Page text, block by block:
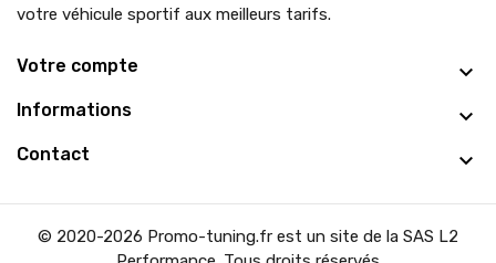
votre véhicule sportif aux meilleurs tarifs.
Votre compte
Informations
Contact
© 2020-2026 Promo-tuning.fr est un site de la SAS L2